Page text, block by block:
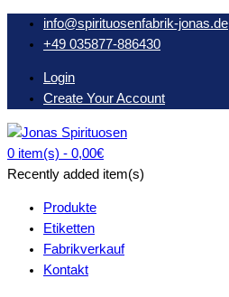
Skip
info@spirituosenfabrik-jonas.de
+49 035877-886430
Login
Create Your Account
Oberlausitzer Spirituosen seit 1934
0 item(s) - 0,00€
Recently added item(s)
Produkte
Etiketten
Fabrikverkauf
Kontakt